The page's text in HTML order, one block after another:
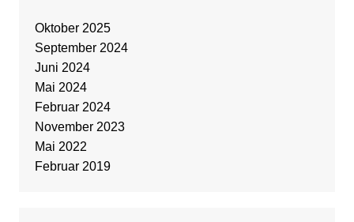
Oktober 2025
September 2024
Juni 2024
Mai 2024
Februar 2024
November 2023
Mai 2022
Februar 2019